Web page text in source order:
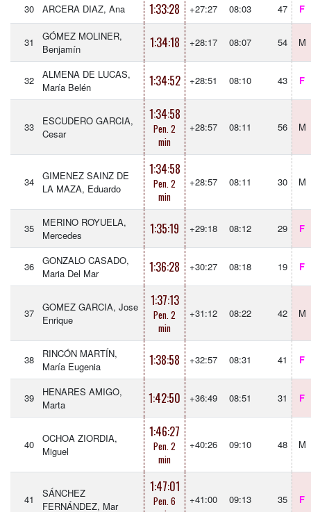
30 ARCERA DIAZ, Ana 1:33:28 +27:27 08:03 47 F
31
GÓMEZ MOLINER,
Benjamín
1:34:18 +28:17 08:07 54 M
32
ALMENA DE LUCAS,
María Belén
1:34:52 +28:51 08:10 43 F
33
ESCUDERO GARCIA,
Cesar
1:34:58
Pen. 2
min
+28:57 08:11 56 M
34
GIMENEZ SAINZ DE
LA MAZA, Eduardo
1:34:58
Pen. 2
min
+28:57 08:11 30 M
35
MERINO ROYUELA,
Mercedes
1:35:19 +29:18 08:12 29 F
36
GONZALO CASADO,
Maria Del Mar
1:36:28 +30:27 08:18 19 F
37
GOMEZ GARCIA, Jose
Enrique
1:37:13
Pen. 2
min
+31:12 08:22 42 M
38
RINCÓN MARTÍN,
María Eugenia
1:38:58 +32:57 08:31 41 F
39
HENARES AMIGO,
Marta
1:42:50 +36:49 08:51 31 F
40
OCHOA ZIORDIA,
Miguel
1:46:27
Pen. 2
min
+40:26 09:10 48 M
41
SÁNCHEZ
FERNÁNDEZ, Mar
1:47:01
Pen. 6
+41:00 09:13 35 F